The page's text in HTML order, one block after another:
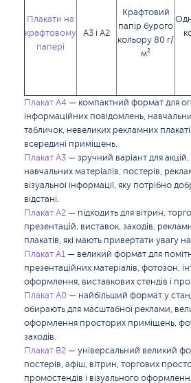
Плакати на
крафтовому
папері
А3 і А2
Крафтовий
папір бурого
кольору 80 г/
м²
Плакат А4 — компактний формат для
інформаційних повідомлень,
табличок, невеликих рекламних
всередині приміщень.
Плакат А3 — зручний варіант для
навчальних матеріалів, постерів,
візуальної інформації, яку потрібно
відстані.
Плакат А2 — підходить для вітрин,
презентацій, виставок, заходів,
плакатів, які мають привертати увагу на
Плакат А1 — великий формат для
презентаційних матеріалів, фотозон,
оформлення, виставкових стендів і
Плакат А0 — найбільший формат у
обирають для масштабної реклами,
оформлення просторих приміщень,
заходів.
Плакат B2 — універсальний великий
постерів, афіш, вітрин, торгових
промостендів і візуального